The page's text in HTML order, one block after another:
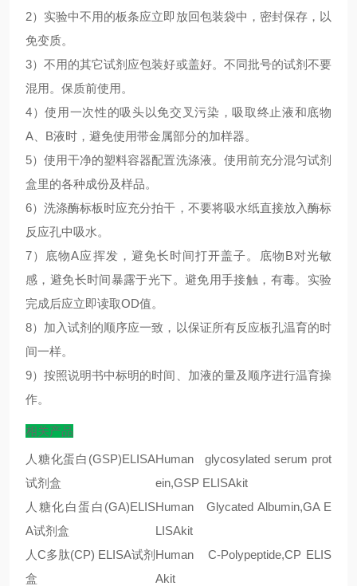
2）实验中不用的板条应立即放回包装袋中，密封保存，以
免变质。
3）不用的其它试剂应包装好或盖好。不同批号的试剂不要
混用。保质前使用。
4）使用一次性的吸头以免交叉污染，吸取终止液和底物
A、B液时，避免使用带金属部分的加样器。
5）使用干净的塑料容器配置洗涤液。使用前充分混匀试剂
盒里的各种成份及样品。
6）洗涤酶标板时应充分拍干，不要将吸水纸直接放入酶标
反应孔中吸水。
7）底物A应挥发，避免长时间打开盖子。底物B对光敏
感，避免长时间暴露于光下。避免用手接触，有毒。实验
完成后应立即读取OD值。
8）加入试剂的顺序应一致，以保证所有反应板孔温育的时
间一样。
9）按照说明书中标明的时间、加液的量及顺序进行温育操
作。
相关产品
人糖化蛋白(GSP)ELISA
试剂盒
Human glycosylated serum prot
ein,GSP ELISAkit
人糖化白蛋白 (GA)ELIS
A试剂盒
Human Glycated Albumin,GA E
LISAkit
人 C多肽(CP) ELISA试剂
盒
Human C-Polypeptide,CP ELIS
Akit